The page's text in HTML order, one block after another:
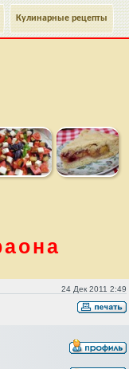
Кулинарные рецепты
24 Дек 2011 2:49